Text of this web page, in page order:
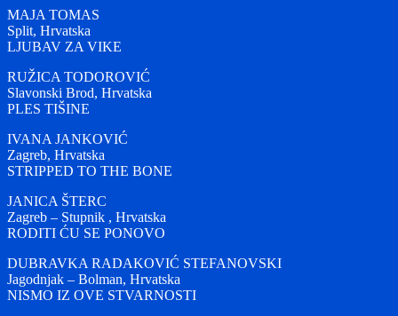
MAJA TOMAS
Split, Hrvatska
LJUBAV ZA VIKE
RUŽICA TODOROVIĆ
Slavonski Brod, Hrvatska
PLES TIŠINE
IVANA JANKOVIĆ
Zagreb, Hrvatska
STRIPPED TO THE BONE
JANICA ŠTERC
Zagreb – Stupnik , Hrvatska
RODITI ĆU SE PONOVO
DUBRAVKA RADAKOVIĆ STEFANOVSKI
Jagodnjak – Bolman, Hrvatska
NISMO IZ OVE STVARNOSTI